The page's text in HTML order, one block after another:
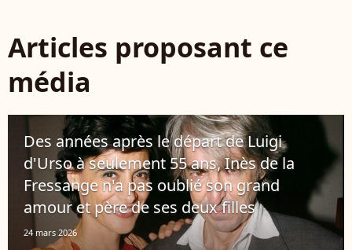
Articles proposant ce
média
Des années après le départ de Luigi
d'Urso à seulement 55 ans, Inès de la
Fressange n'a pas oublié son grand
amour et père de ses deux filles
24 mars 2026